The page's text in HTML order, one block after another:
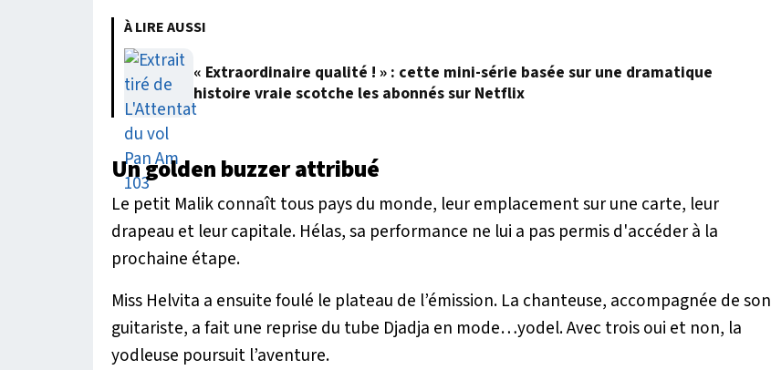
À LIRE AUSSI
« Extraordinaire qualité ! » : cette mini-série basée sur une dramatique
histoire vraie scotche les abonnés sur Netflix
Un golden buzzer attribué
Le petit Malik connaît tous pays du monde, leur emplacement sur une carte, leur
drapeau et leur capitale. Hélas, sa performance ne lui a pas permis d'accéder à la
prochaine étape.
Miss Helvita a ensuite foulé le plateau de l’émission. La chanteuse, accompagnée de son
guitariste, a fait une reprise du tube Djadja en mode…yodel. Avec trois oui et non, la
yodleuse poursuit l’aventure.